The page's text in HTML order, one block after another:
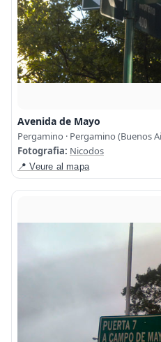
Avenida de Mayo
Pergamino · Pergamino (Buenos
Fotografia: Nicodos
📍 Veure al mapa